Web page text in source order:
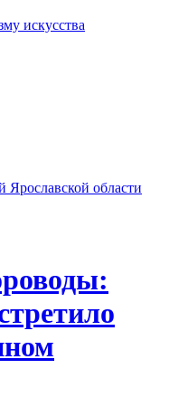
искусства
Ярославской области